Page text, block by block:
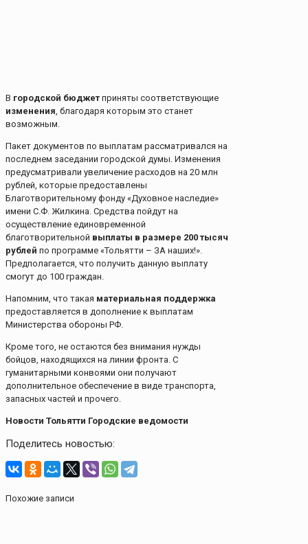
В городской бюджет приняты соответствующие
изменения, благодаря которым это станет
возможным.
Пакет документов по выплатам рассматривался на
последнем заседании городской думы. Изменения
предусматривали увеличение расходов на 20 млн
рублей, которые предоставлены
Благотворительному фонду «Духовное наследие»
имени С.Ф. Жилкина. Средства пойдут на
осуществление единовременной
благотворительной выплаты в размере 200 тысяч
рублей по программе «Тольятти – ЗА наших!».
Предполагается, что получить данную выплату
смогут до 100 граждан.
Напомним, что такая материальная поддержка
предоставляется в дополнение к выплатам
Министерства обороны РФ.
Кроме того, не остаются без внимания нужды
бойцов, находящихся на линии фронта. С
гуманитарными конвоями они получают
дополнительное обеспечение в виде транспорта,
запасных частей и прочего.
Новости Тольятти Городские ведомости
Поделитесь новостью:
Похожие записи